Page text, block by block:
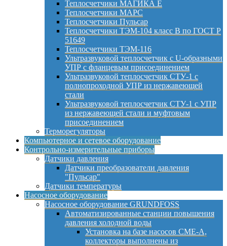
Теплосчетчики МАГИКА Е
Теплосчетчики МАРС
Теплосчетчики Пульсар
Теплосчетчики ТЭМ-104 класс B по ГОСТ Р
51649
Теплосчетчики ТЭМ-116
Ультразвуковой теплосчетчик с U-образными
УПР с фланцевым присоединением
Ультразвуковой теплосчетчик СТУ-1 с
полнопроходной УПР из нержавеющей
стали
Ультразвуковой теплосчетчик СТУ-1 с УПР
из нержавеющей стали и муфтовым
присоединением
Терморегуляторы
Компьютерное и сетевое оборудование
Контрольно-измерительные приборы
Датчики давления
Датчики преобразователи давления
"Пульсар"
Датчики температуры
Насосное оборудование
Насосное оборудование GRUNDFOSS
Автоматизированные станции повышения
давления холодной воды
Установка на базе насосов CME-A,
коллекторы выполнены из